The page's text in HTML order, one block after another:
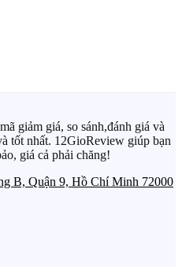
giảm giá, so sánh,đánh giá và
tốt nhất. 12GioReview giúp bạn
giá cả phải chăng!
B, Quận 9, Hồ Chí Minh 72000